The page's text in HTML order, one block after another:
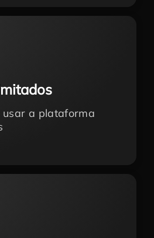
usar a plataforma